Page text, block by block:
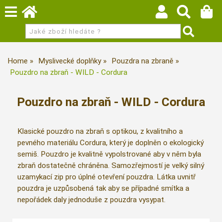
Home Myslivecké doplňky
Pouzdra na zbraně
Pouzdro na zbraň - WILD - Cordura
Pouzdro na zbraň - WILD - Cordura
Klasické pouzdro na zbraň s optikou, z kvalitního a
pevného materiálu Cordura, který je doplněn o ekologický
semiš. Pouzdro je kvalitně vypolstrované aby v něm byla
zbraň dostatečně chráněna. Samozřejmostí je velký silný
uzamykací zip pro úplné otevření pouzdra. Látka uvnitř
pouzdra je uzpůsobená tak aby se případné smítka a
nepořádek daly jednoduše z pouzdra vysypat.